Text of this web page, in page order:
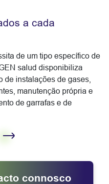
a cada
de um tipo específico de
salud disponibiliza
de instalações de gases,
manutenção própria e
de garrafas e de
connosco